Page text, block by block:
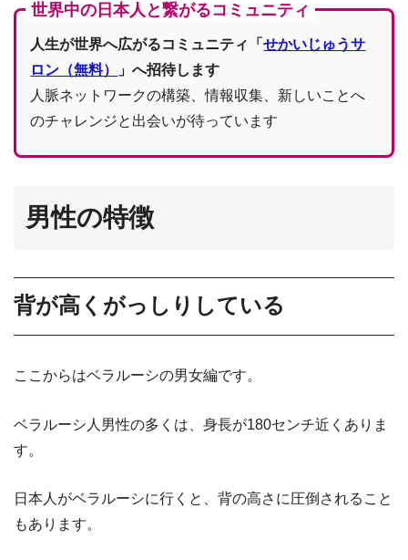
世界中の日本人と繋がるコミュニティ
人生が世界へ広がるコミュニティ「せかいじゅうサ
ロン（無料）
」へ招待します
人脈ネットワークの構築、情報収集、新しいことへ
のチャレンジと出会いが待っています
男性の特徴
背が高くがっしりしている
ここからはベラルーシの男女編です。
ベラルーシ人男性の多くは、身長が180センチ近くありま
す。
日本人がベラルーシに行くと、背の高さに圧倒されること
もあります。